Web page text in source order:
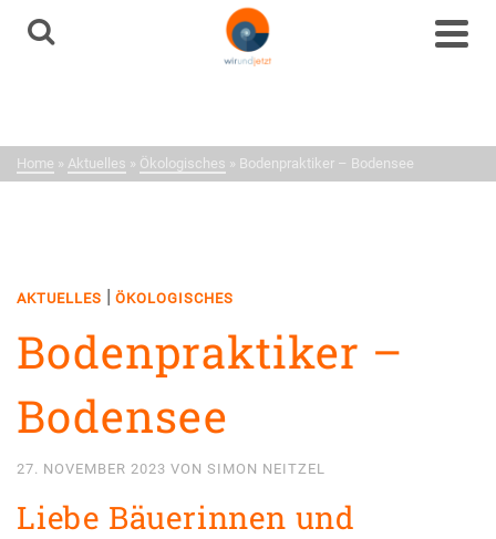
Neuigkeiten aus dem
Netzwerk
Home » Aktuelles » Ökologisches » Bodenpraktiker – Bodensee
AKTUELLES | ÖKOLOGISCHES
Bodenpraktiker –
Bodensee
27. NOVEMBER 2023 VON SIMON NEITZEL
Liebe Bäuerinnen und